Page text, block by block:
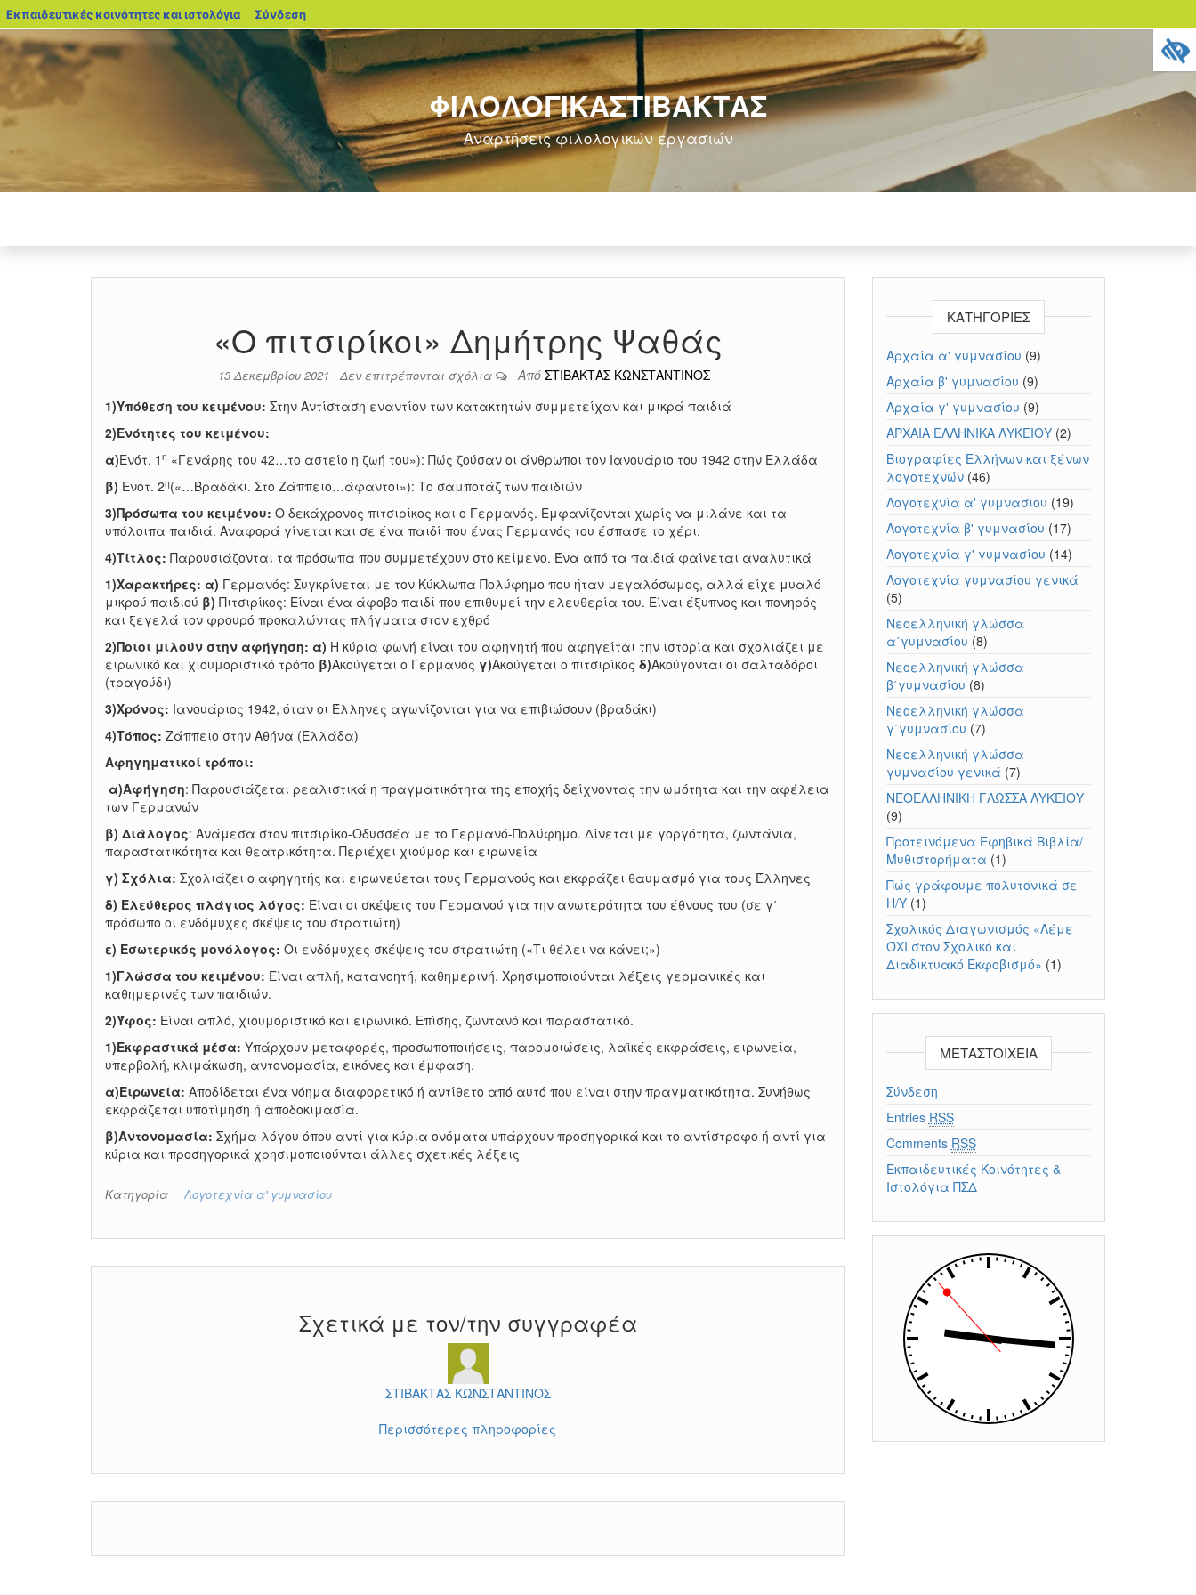
Εκπαιδευτικές κοινότητες και ιστολόγια blogs.sch.gr
Σύνδεση
ΦΙΛΟΛΟΓΙΚΑΣΤΙΒΑΚΤΑΣ
Αναρτήσεις φιλολογικών εργασιών
«Ο πιτσιρίκοι» Δημήτρης Ψαθάς
13 Δεκεμβρίου 2021 Δεν επιτρέπονται σχόλια Από ΣΤΙΒΑΚΤΑΣ ΚΩΝΣΤΑΝΤΙΝΟΣ
1)Υπόθεση του κειμένου: Στην Αντίσταση εναντίον των κατακτητών συμμετείχαν και μικρά παιδιά
2)Ενότητες του κειμένου:
α)Ενότ. 1 η «Γενάρης του 42…το αστείο η ζωή του»): Πώς ζούσαν οι άνθρωποι τον Ιανουάριο του 1942 στην Ελλάδα
β) Ενότ. 2η(«…Βραδάκι. Στο Ζάππειο…άφαντοι»): Το σαμποτάζ των παιδιών
3)Πρόσωπα του κειμένου: Ο δεκάχρονος πιτσιρίκος και ο Γερμανός. Εμφανίζονται χωρίς να μιλάνε και τα
υπόλοιπα παιδιά. Αναφορά γίνεται και σε ένα παιδί που ένας Γερμανός του έσπασε το χέρι.
4)Τίτλος: Παρουσιάζονται τα πρόσωπα που συμμετέχουν στο κείμενο. Ένα από τα παιδιά φαίνεται αναλυτικά
1)Χαρακτήρες: α) Γερμανός: Συγκρίνεται με τον Κύκλωπα Πολύφημο που ήταν μεγαλόσωμος, αλλά είχε μυαλό
μικρού παιδιού β) Πιτσιρίκος: Είναι ένα άφοβο παιδί που επιθυμεί την ελευθερία του. Είναι έξυπνος και πονηρός
και ξεγελά τον φρουρό προκαλώντας πλήγματα στον εχθρό
2)Ποιοι μιλούν στην αφήγηση: α) Η κύρια φωνή είναι του αφηγητή που αφηγείται την ιστορία και σχολιάζει με
ειρωνικό και χιουμοριστικό τρόπο β)Ακούγεται ο Γερμανός γ)Ακούγεται ο πιτσιρίκος δ)Ακούγονται οι σαλταδόροι
(τραγούδι)
3)Χρόνος: Ιανουάριος 1942, όταν οι Έλληνες αγωνίζονται για να επιβιώσουν (βραδάκι)
4)Τόπος: Ζάππειο στην Αθήνα (Ελλάδα)
Αφηγηματικοί τρόποι:
α)Αφήγηση: Παρουσιάζεται ρεαλιστικά η πραγματικότητα της εποχής δείχνοντας την ωμότητα και την αφέλεια
των Γερμανών
β) Διάλογος: Ανάμεσα στον πιτσιρίκο-Οδυσσέα με το Γερμανό-Πολύφημο. Δίνεται με γοργότητα, ζωντάνια,
παραστατικότητα και θεατρικότητα. Περιέχει χιούμορ και ειρωνεία
γ) Σχόλια: Σχολιάζει ο αφηγητής και ειρωνεύεται τους Γερμανούς και εκφράζει θαυμασμό για τους Έλληνες
δ) Ελεύθερος πλάγιος λόγος: Είναι οι σκέψεις του Γερμανού για την ανωτερότητα του έθνους του (σε γ΄
πρόσωπο οι ενδόμυχες σκέψεις του στρατιώτη)
ε) Εσωτερικός μονόλογος: Οι ενδόμυχες σκέψεις του στρατιώτη («Τι θέλει να κάνει;»)
1)Γλώσσα του κειμένου: Είναι απλή, κατανοητή, καθημερινή. Χρησιμοποιούνται λέξεις γερμανικές και
καθημερινές των παιδιών.
2)Ύφος: Είναι απλό, χιουμοριστικό και ειρωνικό. Επίσης, ζωντανό και παραστατικό.
1)Εκφραστικά μέσα: Υπάρχουν μεταφορές, προσωποποιήσεις, παρομοιώσεις, λαϊκές εκφράσεις, ειρωνεία,
υπερβολή, κλιμάκωση, αντονομασία, εικόνες και έμφαση.
α)Ειρωνεία: Αποδίδεται ένα νόημα διαφορετικό ή αντίθετο από αυτό που είναι στην πραγματικότητα. Συνήθως
εκφράζεται υποτίμηση ή αποδοκιμασία.
β)Αντονομασία: Σχήμα λόγου όπου αντί για κύρια ονόματα υπάρχουν προσηγορικά και το αντίστροφο ή αντί για
κύρια και προσηγορικά χρησιμοποιούνται άλλες σχετικές λέξεις
Κατηγορία Λογοτεχνία α' γυμνασίου
Σχετικά με τον/την συγγραφέα
ΣΤΙΒΑΚΤΑΣ ΚΩΝΣΤΑΝΤΙΝΟΣ
Περισσότερες πληροφορίες
ΚΑΤΗΓΟΡΊΕΣ
Αρχαία α' γυμνασίου (9)
Αρχαία β' γυμνασίου (9)
Αρχαία γ' γυμνασίου (9)
ΑΡΧΑΙΑ ΕΛΛΗΝΙΚΑ ΛΥΚΕΙΟΥ(2)
Βιογραφίες Ελλήνων και ξένων
λογοτεχνών(46)
Λογοτεχνία α' γυμνασίου (19)
Λογοτεχνία β' γυμνασίου (17)
Λογοτεχνία γ' γυμνασίου (14)
Λογοτεχνία γυμνασίου γενικά
(5)
Νεοελληνική γλώσσα
α΄γυμνασίου (8)
Νεοελληνική γλώσσα
β΄γυμνασίου (8)
Νεοελληνική γλώσσα
γ΄γυμνασίου (7)
Νεοελληνική γλώσσα
γυμνασίου γενικά (7)
ΝΕΟΕΛΛΗΝΙΚΗ ΓΛΩΣΣΑ ΛΥΚΕΙΟΥ
(9)
Προτεινόμενα Εφηβικά Βιβλία/
Μυθιστορήματα (1)
Πώς γράφουμε πολυτονικά σε
Η/Υ(1)
Σχολικός Διαγωνισμός «Λέμε
ΌΧΙ στον Σχολικό και
Διαδικτυακό Εκφοβισμό» (1)
ΜΕΤΑΣΤΟΙΧΕΊΑ
Σύνδεση
Entries RSS
Comments RSS
Εκπαιδευτικές Κοινότητες &
Ιστολόγια ΠΣΔ